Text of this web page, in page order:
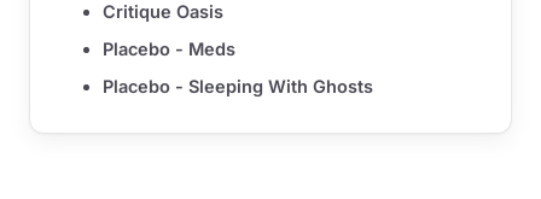
Critique Oasis
Placebo - Meds
Placebo - Sleeping With Ghosts